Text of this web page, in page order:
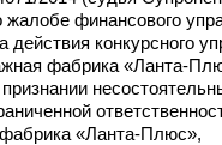
жалобе финансового
конкурсного
фабрика «Ланта-
«Ланта-Плюс»,